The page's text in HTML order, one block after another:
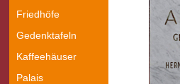
Friedhöfe
Gedenktafeln
Kaffeehäuser
Palais